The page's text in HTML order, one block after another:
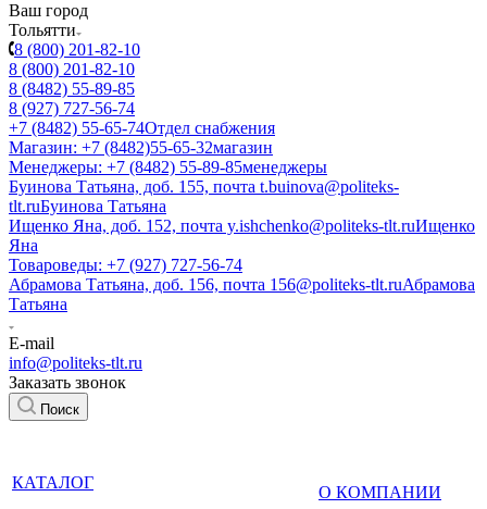
Ваш город
Тольятти
8 (800) 201-82-10
8 (800) 201-82-10
8 (8482) 55-89-85
8 (927) 727-56-74
+7 (8482) 55-65-74Отдел снабжения
Магазин: +7 (8482)55-65-32магазин
Менеджеры: +7 (8482) 55-89-85менеджеры
Буинова Татьяна, доб. 155, почта t.buinova@politeks-
tlt.ruБуинова Татьяна
Ищенко Яна, доб. 152, почта y.ishchenko@politeks-tlt.ruИщенко
Яна
Товароведы: +7 (927) 727-56-74
Абрамова Татьяна, доб. 156, почта 156@politeks-tlt.ruАбрамова
Татьяна
E-mail
info@politeks-tlt.ru
Заказать звонок
Поиск
КАТАЛОГ
О КОМПАНИИ